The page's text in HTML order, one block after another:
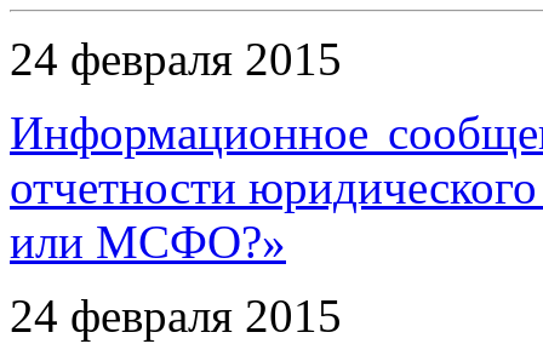
24 февраля 2015
Информационное
отчетности
или МСФО?»
24 февраля 2015